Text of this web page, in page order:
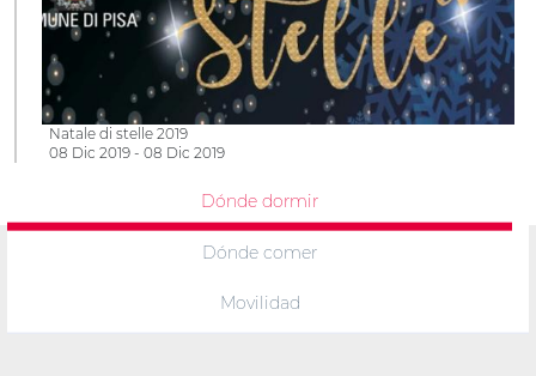
Natale di stelle 2019
08 Dic 2019 - 08 Dic 2019
Dónde dormir
Dónde comer
Movilidad